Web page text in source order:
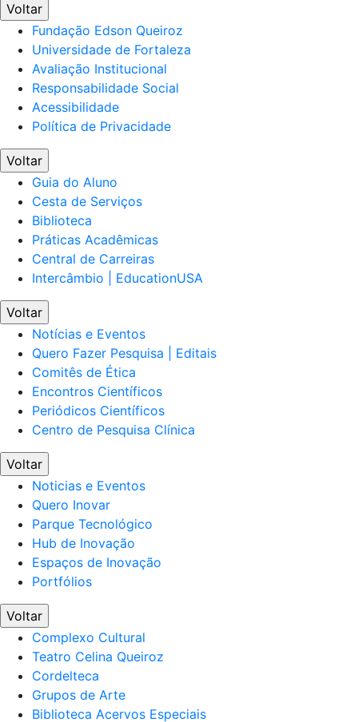
Voltar
Fundação Edson Queiroz
Universidade de Fortaleza
Avaliação Institucional
Responsabilidade Social
Acessibilidade
Política de Privacidade
Voltar
Guia do Aluno
Cesta de Serviços
Biblioteca
Práticas Acadêmicas
Central de Carreiras
Intercâmbio | EducationUSA
Voltar
Notícias e Eventos
Quero Fazer Pesquisa | Editais
Comitês de Ética
Encontros Científicos
Periódicos Científicos
Centro de Pesquisa Clínica
Voltar
Noticias e Eventos
Quero Inovar
Parque Tecnológico
Hub de Inovação
Espaços de Inovação
Portfólios
Voltar
Complexo Cultural
Teatro Celina Queiroz
Cordelteca
Grupos de Arte
Biblioteca Acervos Especiais